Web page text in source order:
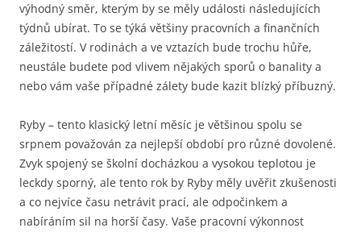
výhodný směr, kterým by se měly události následujících
týdnů ubírat. To se týká většiny pracovních a finančních
záležitostí. V rodinách a ve vztazích bude trochu hůře,
neustále budete pod vlivem nějakých sporů o banality a
nebo vám vaše případné zálety bude kazit blízký příbuzný.
Ryby – tento klasický letní měsíc je většinou spolu se
srpnem považován za nejlepší období pro různé dovolené.
Zvyk spojený se školní docházkou a vysokou teplotou je
leckdy sporný, ale tento rok by Ryby měly uvěřit zkušenosti
a co nejvíce času netrávit prací, ale odpočinkem a
nabíráním sil na horší časy. Vaše pracovní výkonnost